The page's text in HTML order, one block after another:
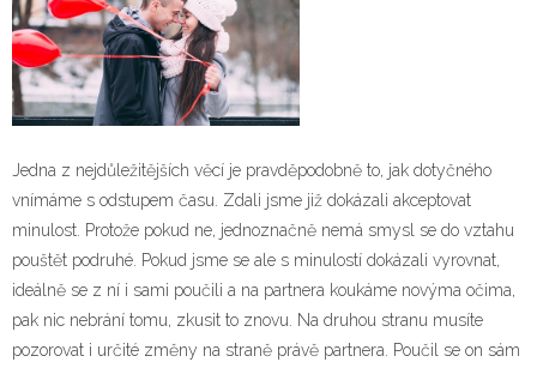
Jedna z nejdůležitějších věcí je pravděpodobně to, jak dotyčného
vnímáme s odstupem času. Zdali jsme již dokázali akceptovat
minulost. Protože pokud ne, jednoznačně nemá smysl se do vztahu
pouštět podruhé. Pokud jsme se ale s minulostí dokázali vyrovnat,
ideálně se z ní i sami poučili a na partnera koukáme novýma očima,
pak nic nebrání tomu, zkusit to znovu. Na druhou stranu musíte
pozorovat i určité změny na straně právě partnera. Poučil se on sám